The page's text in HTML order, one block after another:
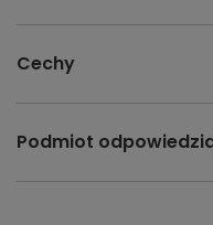
Cechy
Podmiot